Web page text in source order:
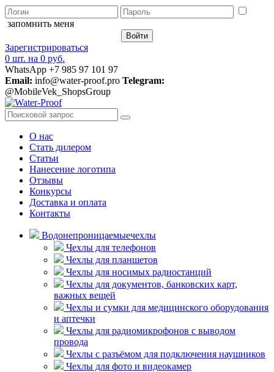
запомнить меня
Зарегистрироваться
0 шт. на 0 руб.
WhatsApp +7 985 97 101 97
Email: info@water-proof.pro Telegram:
@MobileVek_ShopsGroup
О нас
Стать дилером
Статьи
Нанесение логотипа
Отзывы
Конкурсы
Доставка и оплата
Контакты
Водонепроницаемыечехлы
Чехлы для телефонов
Чехлы для планшетов
Чехлы для носимых радиостанций
Чехлы для документов, банковских карт,
важных вещей
Чехлы и сумки для медицинского оборудования
и аптечки
Чехлы для радиомикрофонов с выводом
провода
Чехлы с разъёмом для подключения наушников
Чехлы для фото и видеокамер